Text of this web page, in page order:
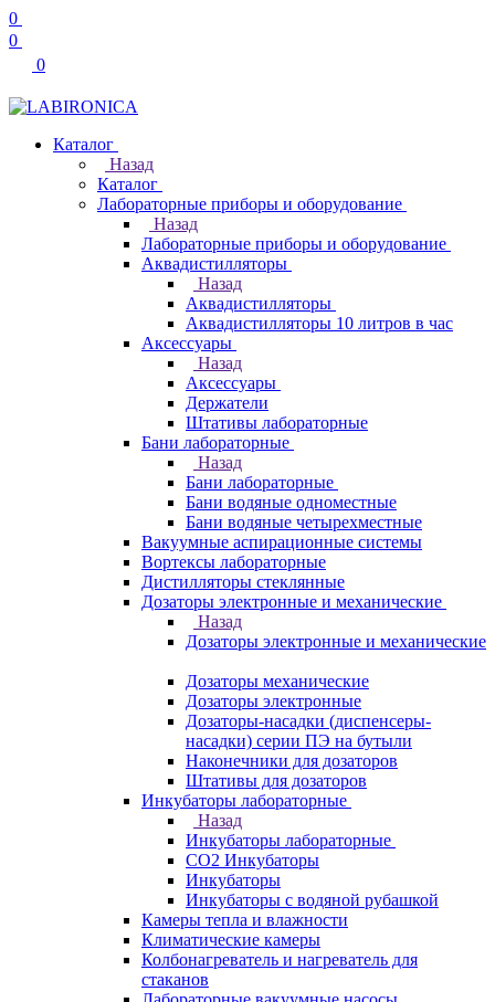
0
0
0
Каталог
Назад
Каталог
Лабораторные приборы и оборудование
Назад
Лабораторные приборы и оборудование
Аквадистилляторы
Назад
Аквадистилляторы
Аквадистилляторы 10 литров в час
Аксессуары
Назад
Аксессуары
Держатели
Штативы лабораторные
Бани лабораторные
Назад
Бани лабораторные
Бани водяные одноместные
Бани водяные четырехместные
Вакуумные аспирационные системы
Вортексы лабораторные
Дистилляторы стеклянные
Дозаторы электронные и механические
Назад
Дозаторы электронные и механические
Дозаторы механические
Дозаторы электронные
Дозаторы-насадки (диспенсеры-
насадки) серии ПЭ на бутыли
Наконечники для дозаторов
Штативы для дозаторов
Инкубаторы лабораторные
Назад
Инкубаторы лабораторные
CO2 Инкубаторы
Инкубаторы
Инкубаторы с водяной рубашкой
Камеры тепла и влажности
Климатические камеры
Колбонагреватель и нагреватель для
стаканов